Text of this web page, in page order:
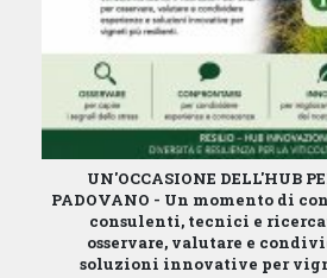
UN'OCCASIONE DELL'HUB
PADOVANO - Un momento di
consulenti, tecnici e
osservare, valutare e
soluzioni innovative per